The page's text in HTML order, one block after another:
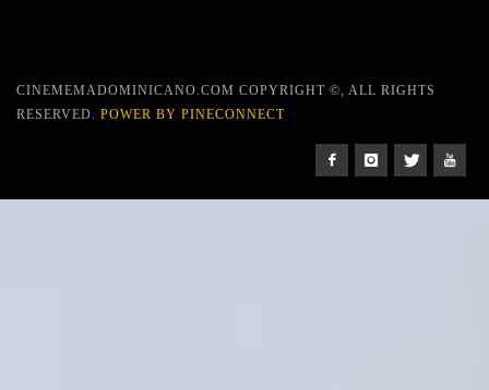
CINEMEMADOMINICANO.COM COPYRIGHT ©, ALL RIGHTS
RESERVED. POWER BY PINECONNECT